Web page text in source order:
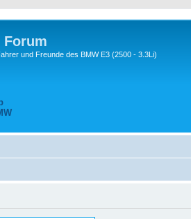
Forum
und Freunde des BMW E3 (2500 - 3.3Li)